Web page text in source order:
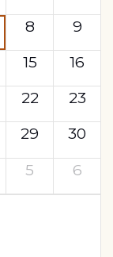
8
9
15
16
22
23
29
30
5 6